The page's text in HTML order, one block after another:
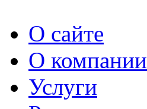
О сайте
О компании
Услуги